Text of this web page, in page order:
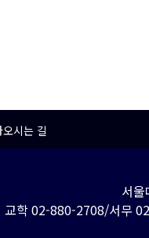
시는 길
서
교학 02-880-2708/서무